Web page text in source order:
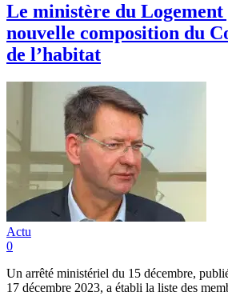
Le ministère du
nouvelle composition du
de l’habitat
Actu
0
Un arrêté ministériel du 15 décembre,
17 décembre 2023, a établi la liste des